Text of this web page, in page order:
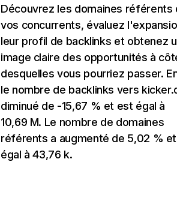
Découvrez les domaines référents
vos concurrents, évaluez
leur profil de backlinks et obtenez
image claire des opportunités à
desquelles vous pourriez passer.
le nombre de backlinks vers
diminué de -15,67 % et est égal à
10,69 M. Le nombre de domaines
référents a augmenté de 5,02 %
égal à 43,76 k.